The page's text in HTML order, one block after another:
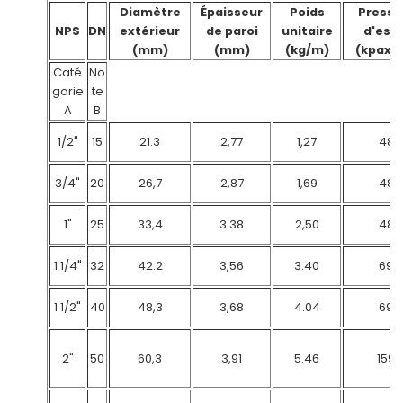
NPS DN
Diamètre
extérieur
(mm)
Épaisseur
de paroi
(mm)
Poids
unitaire
(kg/m)
Caté
gorie
A
No
te
B
1/2"
15 21.3 2,77 1,27 48
3/4" 20 26,7 2,87 1,69 48
1" 25 33,4 3.38 2,50 48
1 1/4" 32 42.2 3,56 3.40 69
1 1/2" 40 48,3 3,68 4.04 69
2" 50 60,3 3,91 5.46 159